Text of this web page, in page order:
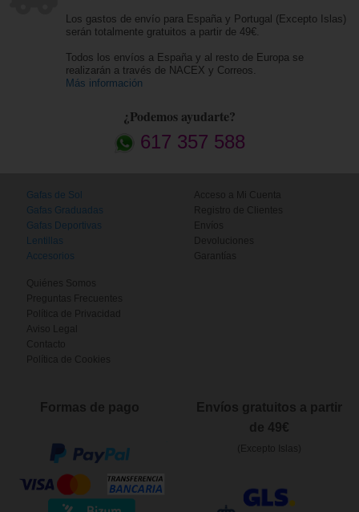
Los gastos de envío para España y Portugal (Excepto Islas)
serán totalmente gratuitos a partir de 49€.
Todos los envíos a España y al resto de Europa se
realizarán a través de NACEX y Correos.
Más información
¿Podemos ayudarte?
617 357 588
Gafas de Sol
Gafas Graduadas
Gafas Deportivas
Lentillas
Accesorios
Acceso a Mi Cuenta
Registro de Clientes
Envíos
Devoluciones
Garantías
Quiénes Somos
Preguntas Frecuentes
Política de Privacidad
Aviso Legal
Contacto
Política de Cookies
Formas de pago
Envíos gratuitos a partir
de 49€
(Excepto Islas)